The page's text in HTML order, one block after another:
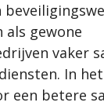
als gewone
vaker
In
een betere